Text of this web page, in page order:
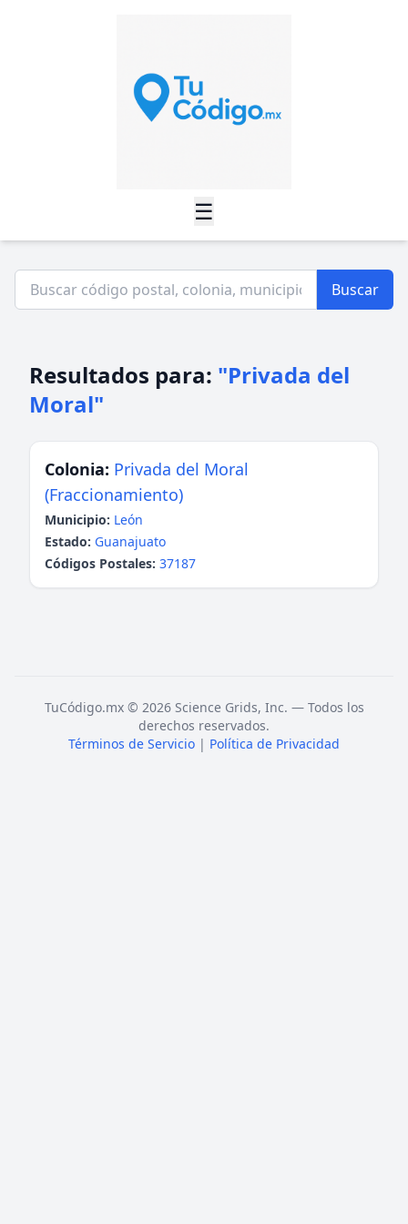
☰
Buscar
Resultados para: "Privada del
Moral"
Colonia: Privada del Moral
(Fraccionamiento)
Municipio: León
Estado: Guanajuato
Códigos Postales: 37187
TuCódigo.mx © 2026 Science Grids, Inc. — Todos los
derechos reservados.
Términos de Servicio | Política de Privacidad